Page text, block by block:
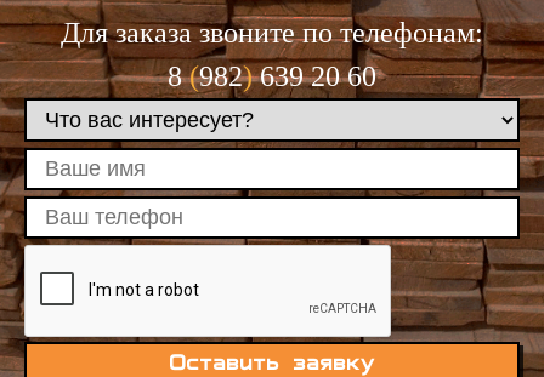
Для заказа звоните по телефонам:
8(982)639 20 60
Оставить заявку